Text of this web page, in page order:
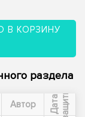
В КОРЗИНУ
раздела
Автор Д
а
т
а
з
а
щ
и
т ы